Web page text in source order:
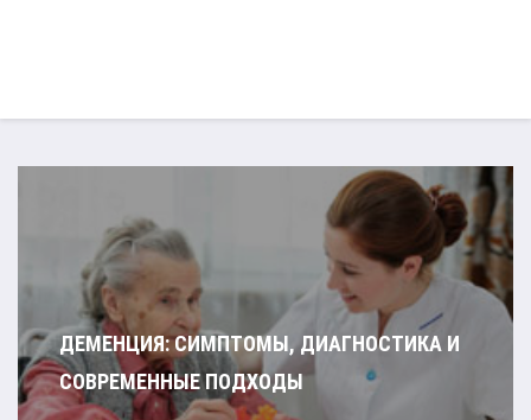
ДЕМЕНЦИЯ: СИМПТОМЫ, ДИАГНОСТИКА И
СОВРЕМЕННЫЕ ПОДХОДЫ